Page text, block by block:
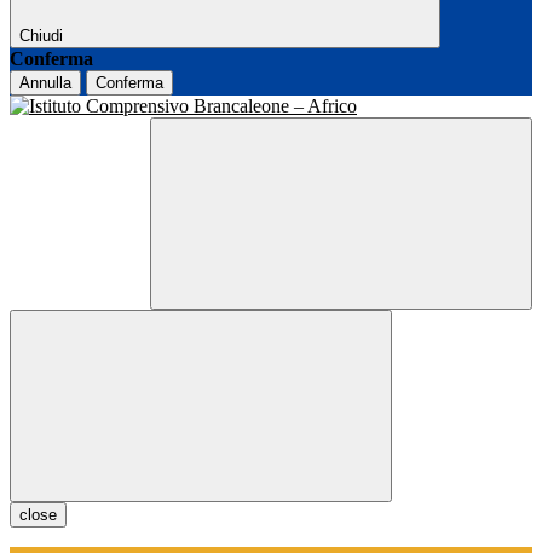
Chiudi
Conferma
Annulla Conferma
close